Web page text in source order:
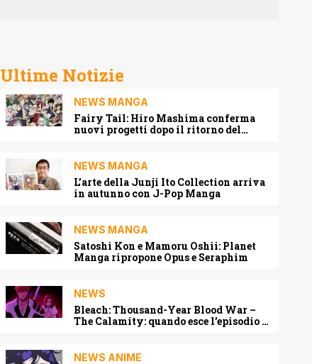
Ultime Notizie
NEWS MANGA
Fairy Tail: Hiro Mashima conferma
nuovi progetti dopo il ritorno del
NEWS MANGA
L’arte della Junji Ito Collection arriva
in autunno con J-Pop Manga
NEWS MANGA
Satoshi Kon e Mamoru Oshii: Planet
Manga ripropone Opus e Seraphim
NEWS
Bleach: Thousand-Year Blood War –
The Calamity: quando esce l’episodio 3
NEWS ANIME